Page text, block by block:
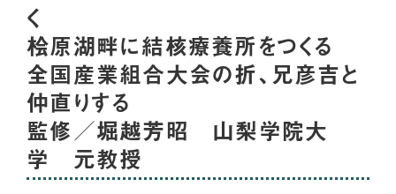
く
桧原湖畔に結核療養所をつくる
全国産業組合大会の折、兄彦吉と
仲直りする
監修／堀越芳昭 山梨学院大
学 元教授